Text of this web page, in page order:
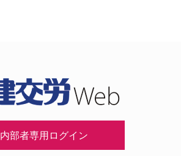
内部者専用ログイン